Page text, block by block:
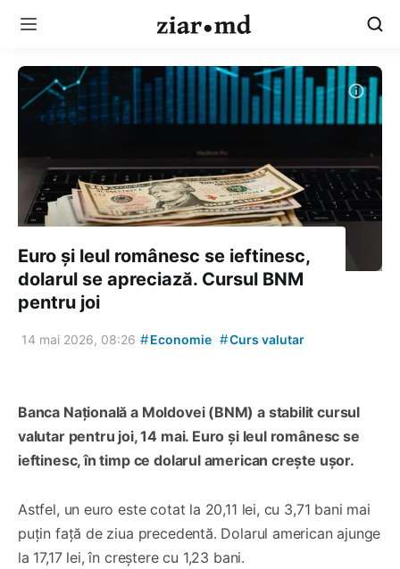
Euro și leul românesc se ieftinesc,
dolarul se apreciază. Cursul BNM
pentru joi
14 mai 2026, 08:26 #Economie #Curs valutar
Banca Națională a Moldovei (BNM) a stabilit cursul
valutar pentru joi, 14 mai. Euro și leul românesc se
ieftinesc, în timp ce dolarul american crește ușor.
Astfel, un euro este cotat la 20,11 lei, cu 3,71 bani mai
puțin față de ziua precedentă. Dolarul american ajunge
la 17,17 lei, în creștere cu 1,23 bani.